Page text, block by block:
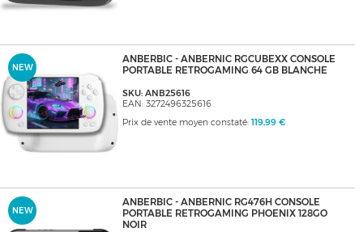
NEW
ANBERBIC - ANBERNIC RGCUBEXX CONSOLE
PORTABLE RETROGAMING 64 GB BLANCHE
SKU: ANB25616
EAN: 3272496325616
Prix de vente moyen constaté: 119,99 €
NEW
ANBERBIC - ANBERNIC RG476H CONSOLE
PORTABLE RETROGAMING PHOENIX 128GO
NOIR